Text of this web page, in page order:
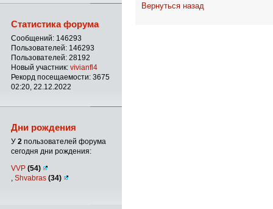
Вернуться назад
Статистика форума
Сообщений: 146293
Пользователей: 146293
Пользователей: 28192
Новый участник: vivianfl4
Рекорд посещаемости: 3675
02:20, 22.12.2022
Дни рождения
У 2 пользователей форума
сегодня дни рождения:
VVP (54)
Shvabras (34)